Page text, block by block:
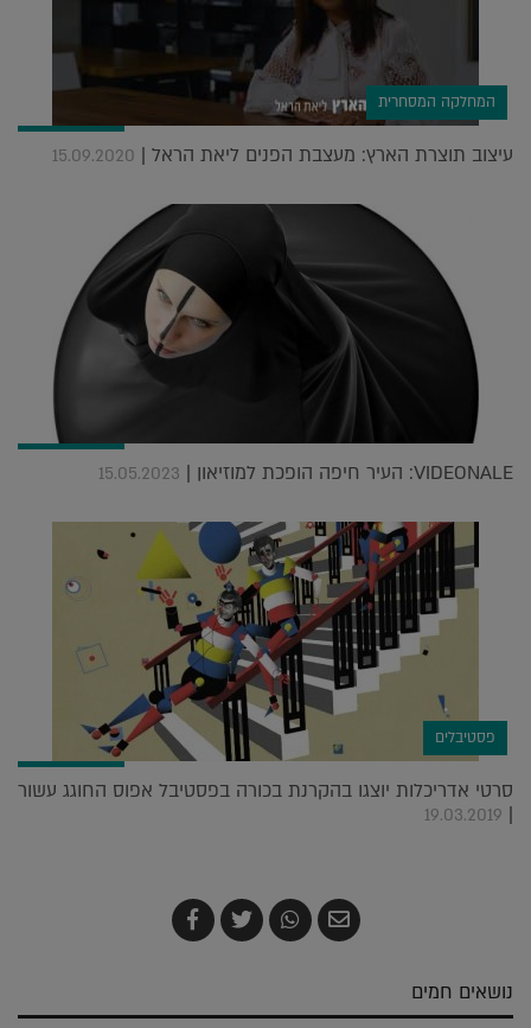
המחלקה המסחרית
עיצוב תוצרת הארץ: מעצבת הפנים ליאת הראל | 15.09.2020
VIDEONALE: העיר חיפה הופכת למוזיאון | 15.05.2023
פסטיבלים
סרטי אדריכלות יוצגו בהקרנת בכורה בפסטיבל אפוס החוגג עשור
|
19.03.2019
שלח
בדואר
שתף
ב-
צייץ
ב-
שתף
ב-
נושאים חמים